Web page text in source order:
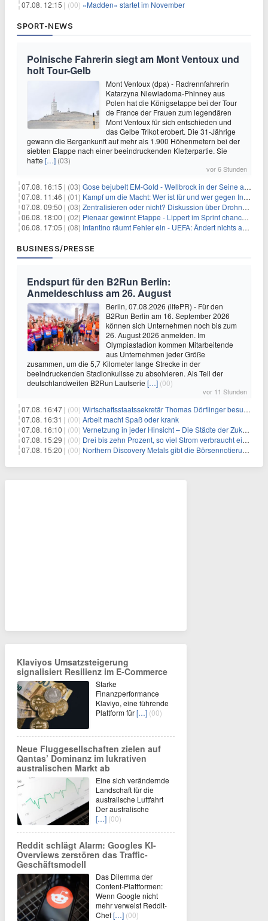
07.08. 12:15 | (00) «Madden» startet im November
SPORT-NEWS
Polnische Fahrerin siegt am Mont Ventoux und
holt Tour-Gelb
Mont Ventoux (dpa) - Radrennfahrerin
Katarzyna Niewiadoma-Phinney aus
Polen hat die Königsetappe bei der Tour
de France der Frauen zum legendären
Mont Ventoux für sich entschieden und
das Gelbe Trikot erobert. Die 31-Jährige
gewann die Bergankunft auf mehr als 1.900 Höhenmetern bei der
siebten Etappe nach einer beeindruckenden Kletterpartie. Sie
hatte […] (03)
vor 6 Stunden
07.08. 16:15 | (03) Gose bejubelt EM-Gold - Wellbrock in der Seine ausgebremst
07.08. 11:46 | (01) Kampf um die Macht: Wer ist für und wer gegen Infantino?
07.08. 09:50 | (03) Zentralisieren oder nicht? Diskussion über Drohnenabwehr
06.08. 18:00 | (02) Pienaar gewinnt Etappe - Lippert im Sprint chancenlos
06.08. 17:05 | (08) Infantino räumt Fehler ein - UEFA: Ändert nichts an Boykott
BUSINESS/PRESSE
Endspurt für den B2Run Berlin:
Anmeldeschluss am 26. August
Berlin, 07.08.2026 (lifePR) - Für den
B2Run Berlin am 16. September 2026
können sich Unternehmen noch bis zum
26. August 2026 anmelden. Im
Olympiastadion kommen Mitarbeitende
aus Unternehmen jeder Größe
zusammen, um die 5,7 Kilometer lange Strecke in der
beeindruckenden Stadionkulisse zu absolvieren. Als Teil der
deutschlandweiten B2Run Laufserie […] (00)
vor 11 Stunden
07.08. 16:47 | (00) Wirtschaftsstaatssekretär Thomas Dörflinger besucht Handwerksbetrieb im Kammerbezirk Freiburg
07.08. 16:31 | (00) Arbeit macht Spaß oder krank
07.08. 16:10 | (00) Vernetzung in jeder Hinsicht – Die Städte der Zukunft sind grün-blau
07.08. 15:29 | (00) Drei bis zehn Prozent, so viel Strom verbraucht ein Aufzug im Gebäude
07.08. 15:20 | (00) Northern Discovery Metals gibt die Börsennotierung an der Frankfurter Wertpapierbörse bekannt
Klaviyos Umsatzsteigerung
signalisiert Resilienz im E-Commerce
Starke
Finanzperformance
Klaviyo, eine führende
Plattform für[…] (00)
Neue Fluggesellschaften zielen auf
Qantas’ Dominanz im lukrativen
australischen Markt ab
Eine sich verändernde
Landschaft für die
australische Luftfahrt
Der australische
[…] (00)
Reddit schlägt Alarm: Googles KI-
Overviews zerstören das Traffic-
Geschäftsmodell
Das Dilemma der
Content-Plattformen:
Wenn Google nicht
mehr verweist Reddit-
Chef[…] (00)